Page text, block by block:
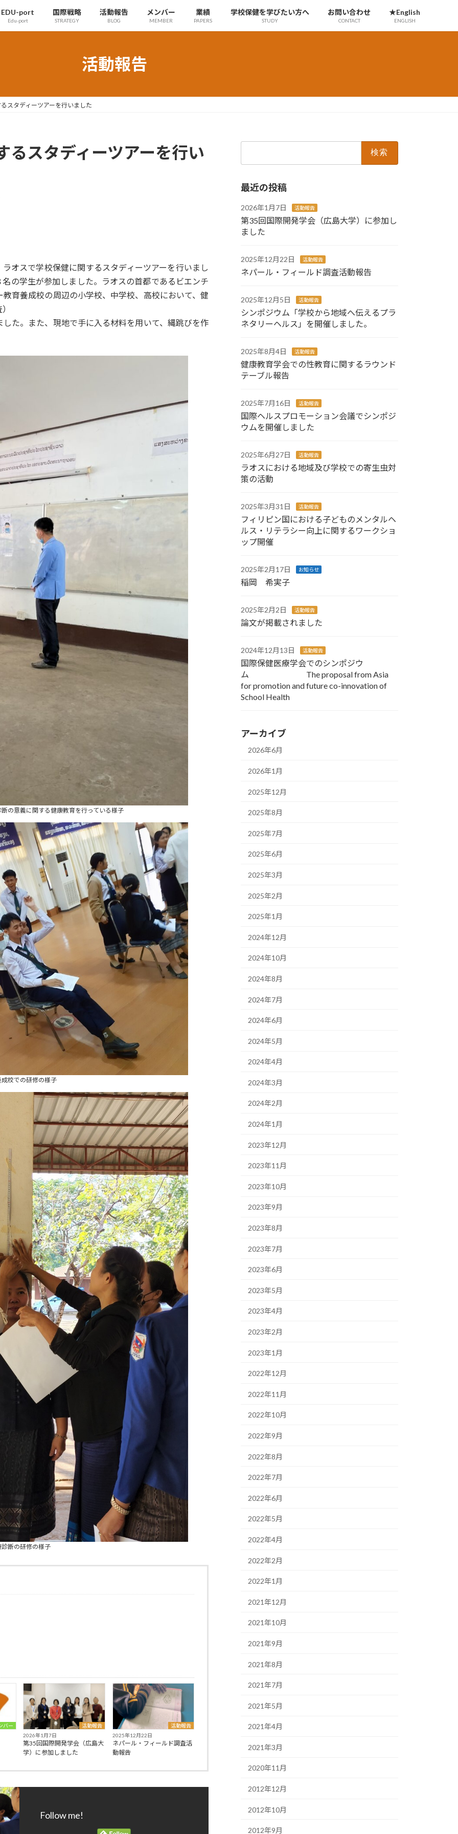
EDU-port
Edu-port
国際戦略
STRATEGY
活動報告
BLOG
メンバー
MEMBER
業績
PAPERS
学校保健を学びたい方へ
STUDY
お問い合わせ
CONTACT
★English
ENGLISH
活動報告
スタディーツアーを行いました
るスタディーツアーを行い
スで学校保健に関するスタディーツアーを行いまし
の学生が参加しました。ラオスの首都であるビエンチ
育養成校の周辺の小学校、中学校、高校において、健
た。また、現地で手に入る材料を用いて、縄跳びを作
の意義に関する健康教育を行っている様子
校での研修の様子
診断の研修の様子
バー
活動報告
2026年1月7日
第35回国際開発学会（広島大
学）に参加しました
活動報告
2025年12月22日
ネパール・フィールド調査活
動報告
Follow me!
最近の投稿
2026年1月7日 活動報告
第35回国際開発学会（広島大学）に参加し
ました
2025年12月22日 活動報告
ネパール・フィールド調査活動報告
2025年12月5日 活動報告
シンポジウム「学校から地域へ伝えるプラ
ネタリーヘルス」を開催しました。
2025年8月4日 活動報告
健康教育学会での性教育に関するラウンド
テーブル報告
2025年7月16日 活動報告
国際ヘルスプロモーション会議でシンポジ
ウムを開催しました
2025年6月27日 活動報告
ラオスにおける地域及び学校での寄生虫対
策の活動
2025年3月31日 活動報告
フィリピン国における子どものメンタルヘ
ルス・リテラシー向上に関するワークショ
ップ開催
2025年2月17日 お知らせ
稲岡 希実子
2025年2月2日 活動報告
論文が掲載されました
2024年12月13日 活動報告
国際保健医療学会でのシンポジウ
ム The proposal from Asia
for promotion and future co-innovation of
School Health
アーカイブ
2026年6月
2026年1月
2025年12月
2025年8月
2025年7月
2025年6月
2025年3月
2025年2月
2025年1月
2024年12月
2024年10月
2024年8月
2024年7月
2024年6月
2024年5月
2024年4月
2024年3月
2024年2月
2024年1月
2023年12月
2023年11月
2023年10月
2023年9月
2023年8月
2023年7月
2023年6月
2023年5月
2023年4月
2023年2月
2023年1月
2022年12月
2022年11月
2022年10月
2022年9月
2022年8月
2022年7月
2022年6月
2022年5月
2022年4月
2022年2月
2022年1月
2021年12月
2021年10月
2021年9月
2021年8月
2021年7月
2021年5月
2021年4月
2021年3月
2020年11月
2012年12月
2012年10月
2012年9月